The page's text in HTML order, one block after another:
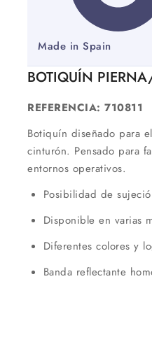
Made in Spain
BOTIQUÍN
REFERENCIA: 710811
Botiquín diseñado para
cinturón. Pensado para
entornos operativos.
Posibilidad de
Disponible en varias
Diferentes colores y
Banda reflectante